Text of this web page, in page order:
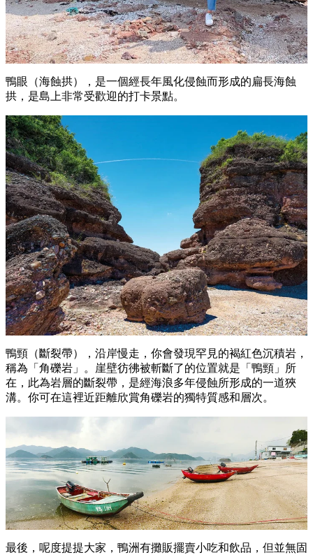
鴨眼（海蝕拱），是一個經長年風化侵蝕而形成的扁長海蝕
拱，是島上非常受歡迎的打卡景點。
鴨頸（斷裂帶），沿岸慢走，你會發現罕見的褐紅色沉積岩，
稱為「角礫岩」。崖壁彷彿被斬斷了的位置就是「鴨頸」所
在，此為岩層的斷裂帶，是經海浪多年侵蝕所形成的一道狹
溝。你可在這裡近距離欣賞角礫岩的獨特質感和層次。
最後，呢度提提大家，鴨洲有攤販擺賣小吃和飲品，但並無固